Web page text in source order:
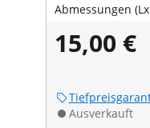
Abmessungen
15,00 €
Ausverkauft